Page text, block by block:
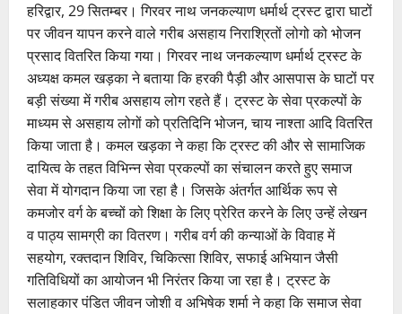
हरिद्वार, 29 सितम्बर। गिरवर नाथ जनकल्याण धर्मार्थ ट्रस्ट द्वारा घाटों
पर जीवन यापन करने वाले गरीब असहाय निराश्रितों लोगो को भोजन
प्रसाद वितरित किया गया। गिरवर नाथ जनकल्याण धर्मार्थ ट्रस्ट के
अध्यक्ष कमल खड़का ने बताया कि हरकी पैड़ी और आसपास के घाटों पर
बड़ी संख्या में गरीब असहाय लोग रहते हैं। ट्रस्ट के सेवा प्रकल्पों के
माध्यम से असहाय लोगों को प्रतिदिनि भोजन, चाय नाश्ता आदि वितरित
किया जाता है। कमल खड़का ने कहा कि ट्रस्ट की और से सामाजिक
दायित्व के तहत विभिन्न सेवा प्रकल्पों का संचालन करते हुए समाज
सेवा में योगदान किया जा रहा है। जिसके अंतर्गत आर्थिक रूप से
कमजोर वर्ग के बच्चों को शिक्षा के लिए प्रेरित करने के लिए उन्हें लेखन
व पाठ्य सामग्री का वितरण। गरीब वर्ग की कन्याओं के विवाह में
सहयोग, रक्तदान शिविर, चिकित्सा शिविर, सफाई अभियान जैसी
गतिविधियों का आयोजन भी निरंतर किया जा रहा है। ट्रस्ट के
सलाहकार पंडित जीवन जोशी व अभिषेक शर्मा ने कहा कि समाज सेवा